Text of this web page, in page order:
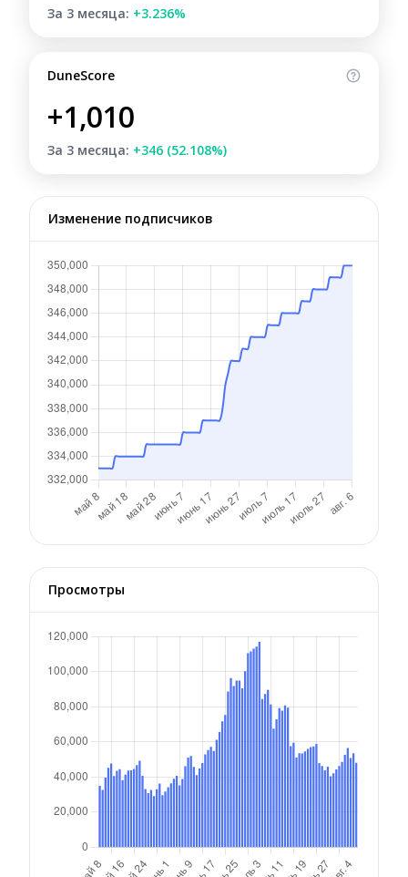
За 3 месяца: +3.236%
DuneScore
+1,010
За 3 месяца: +346 (52.108%)
Изменение подписчиков
Просмотры